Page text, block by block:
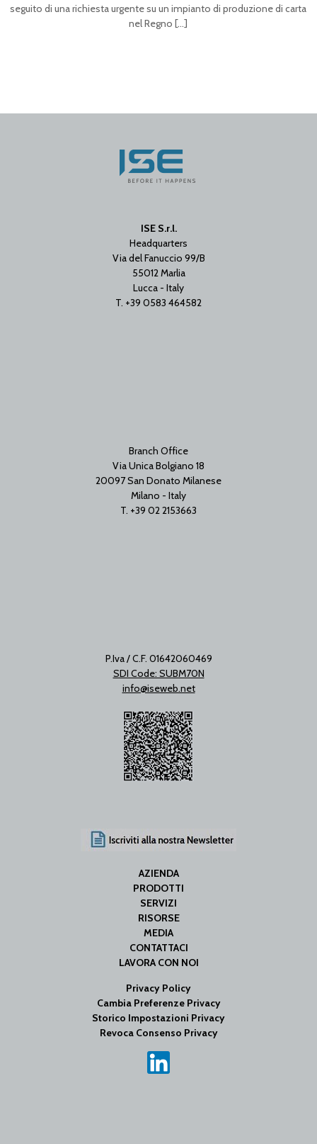
seguito di una richiesta urgente su un impianto di produzione di carta
nel Regno […]
ISE S.r.l.
Headquarters
Via del Fanuccio 99/B
55012 Marlia
Lucca - Italy
T. +39 0583 464582
Branch Office
Via Unica Bolgiano 18
20097 San Donato Milanese
Milano - Italy
T. +39 02 2153663
P.Iva / C.F. 01642060469
SDI Code: SUBM70N
info@iseweb.net
AZIENDA
PRODOTTI
SERVIZI
RISORSE
MEDIA
CONTATTACI
LAVORA CON NOI
Privacy Policy
Cambia Preferenze Privacy
Storico Impostazioni Privacy
Revoca Consenso Privacy